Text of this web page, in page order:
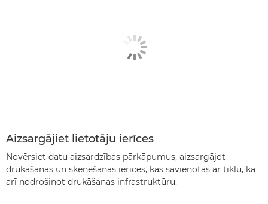
Aizsargājiet lietotāju ierīces
Novērsiet datu aizsardzības pārkāpumus, aizsargājot
drukāšanas un skenēšanas ierīces, kas savienotas ar tīklu, kā
arī nodrošinot drukāšanas infrastruktūru.